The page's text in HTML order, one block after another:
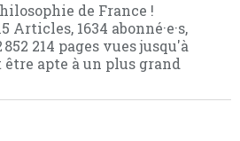
de France !
Articles, 1634 abonné·e·s,
852 214 pages vues jusqu'à
apte à un plus grand